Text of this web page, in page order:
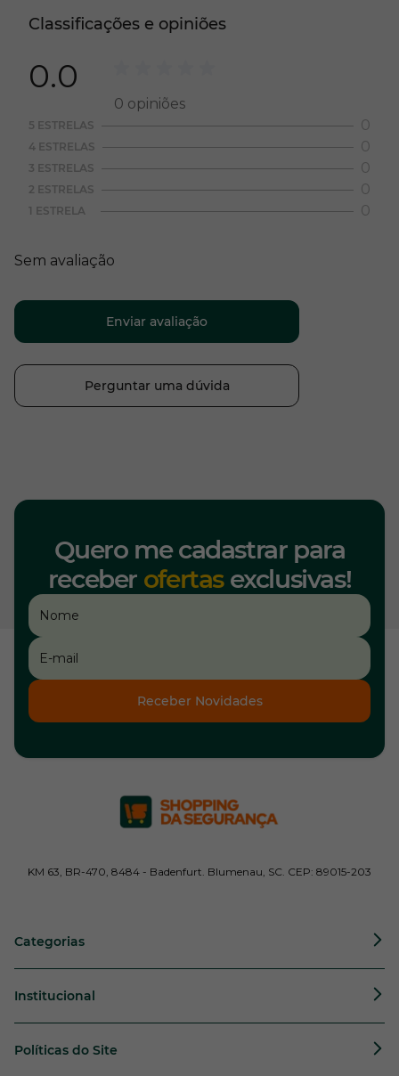
Classificações e opiniões
0.0
0 opiniões
5 ESTRELAS 0
4 ESTRELAS 0
3 ESTRELAS 0
2 ESTRELAS 0
1 ESTRELA 0
Sem avaliação
Enviar avaliação
Perguntar uma dúvida
Quero me cadastrar para
receber ofertasexclusivas!
Receber Novidades
KM 63, BR-470, 8484 - Badenfurt. Blumenau, SC. CEP: 89015-203
Categorias
Institucional
Políticas do Site